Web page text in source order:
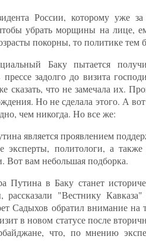
России, которому уже за
убрать морщины на лице,
покорны, то политике тем
Баку пытается
задолго до визита
сказать, что не замечала их.
Но не сделала этого. А
чем никогда. Но все же:
является проявлением
эксперты, политологи, а
Вот вам небольшая подборка.
Путина в Баку станет
рассказали "Вестнику
Садыхов обратил внимание
в новом статусе после
что, по мнению